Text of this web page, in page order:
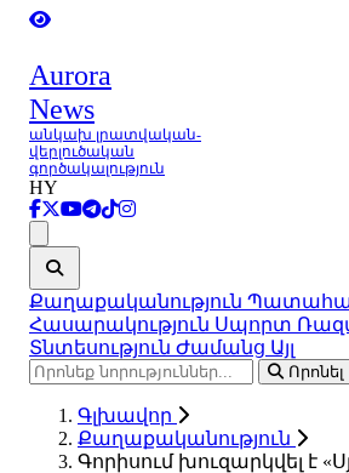
Aurora
News
անկախ լրատվական-
վերլուծական
գործակալություն
HY
Քաղաքականություն
Հասարակություն Սպորտ
Տնտեսություն Ժամանց Այլ
Որոնել
Գլխավոր
Քաղաքականություն
Գորիսում խուզարկվել է